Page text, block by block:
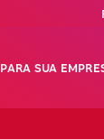
PARA SUA